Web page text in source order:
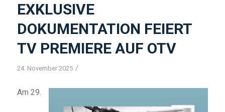
EXKLUSIVE
DOKUMENTATION FEIERT
TV PREMIERE AUF OTV
24. November 2025 /
Am 29.